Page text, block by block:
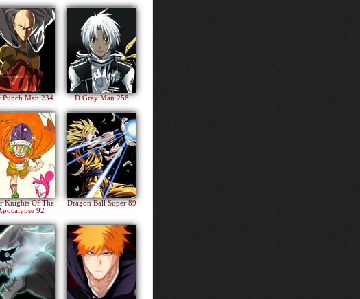
Punch Man 234 D Gray Man 258
Knights Of The
92
Dragon Ball Super 89